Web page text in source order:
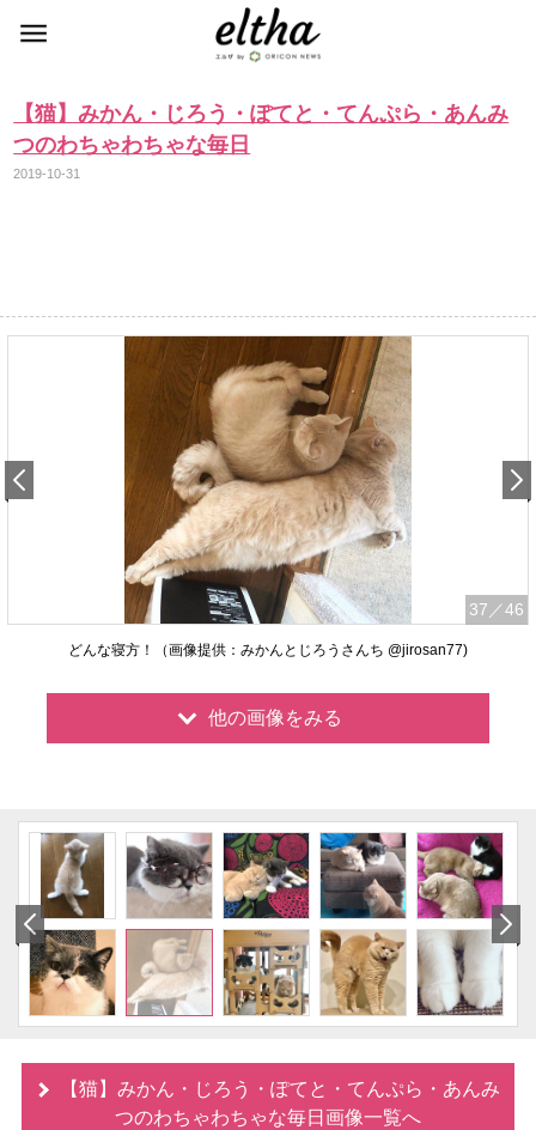
【猫】みかん・じろう・ぽてと・てんぷら・あんみ
つのわちゃわちゃな毎日
2019-10-31
37 ／46
どんな寝方！（画像提供：みかんとじろうさんち @jirosan77)
他の画像をみる
【猫】みかん・じろう・ぽてと・てんぷら・あんみ
つのわちゃわちゃな毎日画像一覧へ